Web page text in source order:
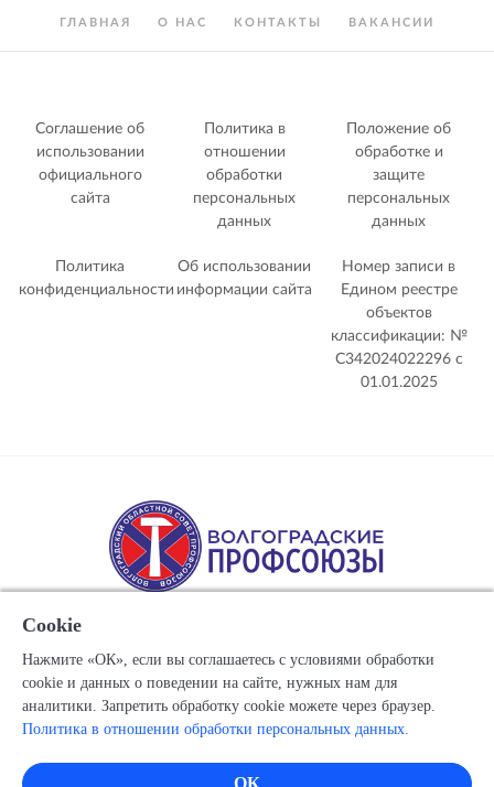
ГЛАВНАЯ О НАС КОНТАКТЫ ВАКАНСИИ
Соглашение об
использовании
официального
сайта
Политика в
отношении
обработки
персональных
данных
Положение об
обработке и
защите
персональных
данных
Политика
конфиденциальности
Об использовании
информации сайта
Номер записи в
Едином реестре
объектов
классификации: №
С342024022296 c
01.01.2025
Copyright © 1917-2025 Союз организаций профсоюзов
"Волгоградский областной Совет профессиональных
Все права защищены.
Cookie
Нажмите «ОК», если вы соглашаетесь с условиями обработки
cookie и данных о поведении на сайте, нужных нам для
аналитики. Запретить обработку cookie можете через браузер.
Политика в отношении обработки персональных данных.
ОК